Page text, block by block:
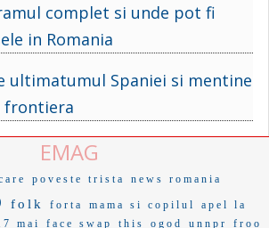
complet si unde pot fi
in Romania
ultimatumul Spaniei si mentine
frontiera
EMAG
poveste trista news romania
folk forta mama si copilul
apel la
mai face swap this ogod unnpr
froo